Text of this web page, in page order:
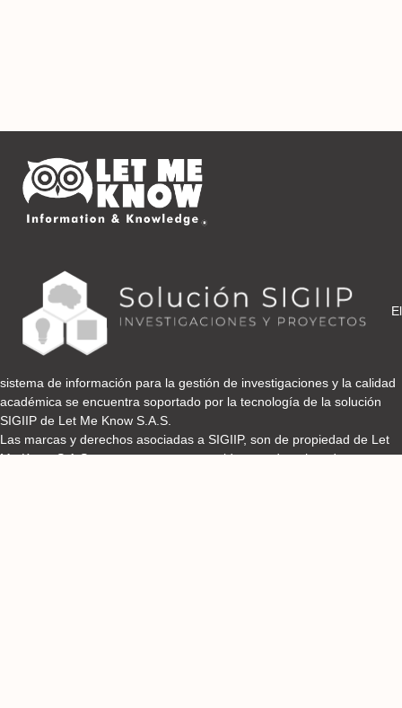
El
sistema de información para la gestión de investigaciones y la calidad
académica se encuentra soportado por la tecnología de la solución
SIGIIP de Let Me Know S.A.S.
Las marcas y derechos asociadas a SIGIIP, son de propiedad de Let
Me Know S.A.S y se encuentran protegidos por derechos de autor e